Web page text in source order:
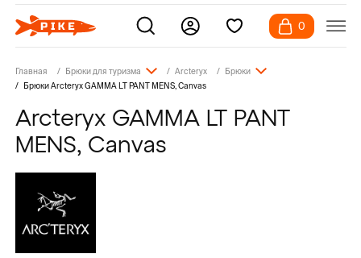
0
Главная Брюки для туризма Arcteryx
Брюки
Брюки Arcteryx GAMMA LT PANT MENS, Canvas
Arcteryx GAMMA LT PANT
MENS, Canvas